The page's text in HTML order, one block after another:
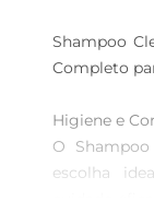
Shampoo
Completo
Higiene e
O
escolha